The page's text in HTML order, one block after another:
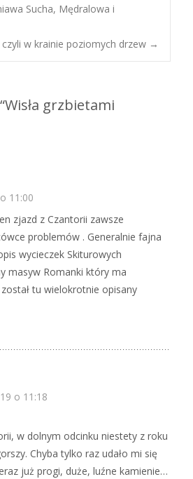
Sucha, Mędralowa i
w krainie poziomych drzew →
Wisła grzbietami
11:00
zjazd z Czantorii zawsze
problemów . Generalnie fajna
wycieczek Skiturowych
masyw Romanki który ma
tu wielokrotnie opisany
o 11:18
w dolnym odcinku niestety z roku
Chyba tylko raz udało mi się
już progi, duże, luźne kamienie…